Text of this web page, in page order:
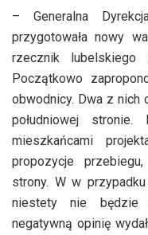
– Generalna
przygotowała nowy
rzecznik lubelskiego
Początkowo
obwodnicy. Dwa z nich
południowej
mieszkańcami
propozycje
strony. W w
niestety nie będzie
negatywną opinię